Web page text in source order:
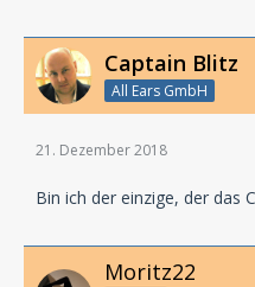
Captain Blitz
All Ears GmbH
21. Dezember 2018
Bin ich der einzige, der das
Moritz22